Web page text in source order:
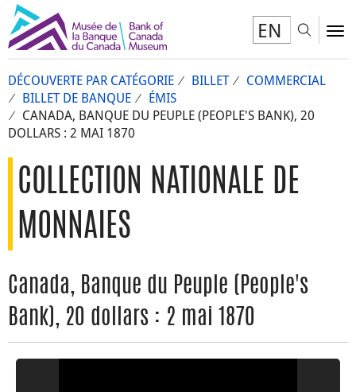
EN
DÉCOUVERTE PAR CATÉGORIE BILLET
COMMERCIAL
BILLET DE BANQUE
ÉMIS
CANADA, BANQUE DU PEUPLE (PEOPLE'S BANK), 20
DOLLARS : 2 MAI 1870
COLLECTION NATIONALE DE
MONNAIES
Canada, Banque du Peuple (People's
Bank), 20 dollars : 2 mai 1870